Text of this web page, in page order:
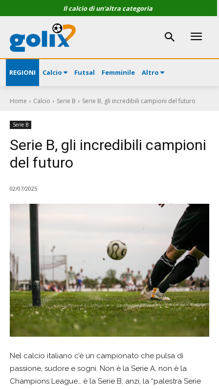
Il calcio di un'altra categoria
REGIONI Calcio Futsal Femminile Altro
Home Calcio Serie B Serie B, gli incredibili campioni del futuro
Serie B
Serie B, gli incredibili campioni
del futuro
02/07/2025
Nel calcio italiano c’è un campionato che pulsa di
passione, sudore e sogni. Non è la Serie A, non è la
Champions League… è la Serie B, anzi, la “palestra Serie